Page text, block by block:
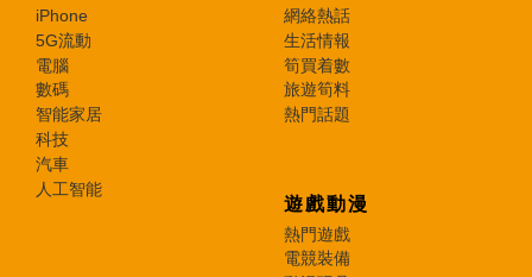
iPhone
5G流動
電腦
數碼
智能家居
科技
汽車
人工智能
網絡熱話
生活情報
筍買着數
旅遊筍料
熱門話題
遊戲動漫
熱門遊戲
電競裝備